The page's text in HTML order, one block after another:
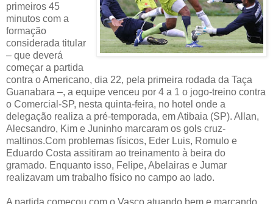
primeiros 45
minutos com a
formação
considerada titular
– que deverá
começar a partida
contra o Americano, dia 22, pela primeira rodada da Taça
Guanabara –, a equipe venceu por 4 a 1 o jogo-treino contra
o Comercial-SP, nesta quinta-feira, no hotel onde a
delegação realiza a pré-temporada, em Atibaia (SP). Allan,
Alecsandro, Kim e Juninho marcaram os gols cruz-
maltinos.Com problemas físicos, Eder Luis, Romulo e
Eduardo Costa assitiram ao treinamento à beira do
gramado. Enquanto isso, Felipe, Abelairas e Jumar
realizavam um trabalho físico no campo ao lado.
A partida começou com o Vasco atuando bem e marcando